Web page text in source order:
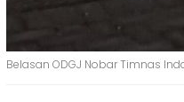
Belasan ODGJ Nobar Timnas